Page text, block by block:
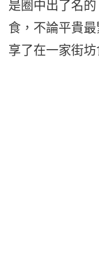
是圈中出了名
食，不論平貴
享了在一家街